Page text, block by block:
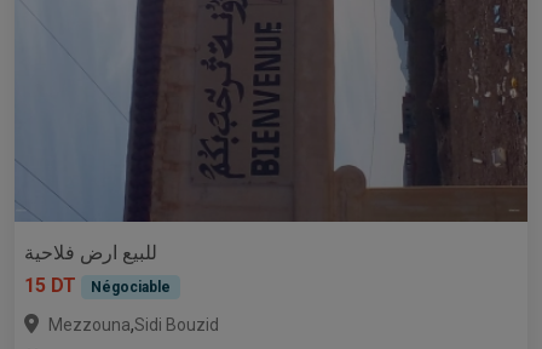
للبيع ارض فلاحية
15 DT
Négociable
Mezzouna,Sidi Bouzid